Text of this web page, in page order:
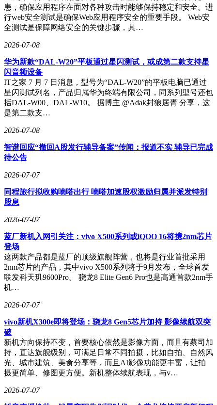
患，确保应用程序在面对各种攻击时能够保持稳定和安全。进
行web安全测试是确保Web应用程序安全的重要手段。 Web安
全测试是保障网络安全的关键步骤，其…
2026-07-08
华为新款“DAL-W20”平板通过星闪测试，或成第二款支持星
闪音频设备
IT之家 7 月 7 日消息，型号为“DAL-W20”的平板电脑已通过
星闪测试列名，产品归属华为终端有限公司，同系列型号还包
括DAL-W00、DAL-W10。 据博主 @Adak封狼居胥 分享，这
是第二款支…
2026-07-08
智谱回应“撤回A股发行辅导备案”传闻：报道不实 辅导已完成
待公告
2026-07-07
同程旅行拟收购嘀嗒出行 嘀嗒加速股权激励归属并派发特别
股息
2026-07-07
蓝厂新机入网引关注：vivo X500系列或iQOO 16将携2nm芯片
登场
这两款产品都是蓝厂的顶级旗舰阵营，也将是行业首批采用
2nm芯片的产品，其中vivo X500系列将于9月发布，全球首发
联发科天玑9600Pro。 骁龙8 Elite Gen6 Pro也是高通首款2nm手
机…
2026-07-07
vivo新机X300e即将登场：骁龙8 Gen5芯片加持 影像续航双突
破
新机方向保持不变，首要核心依然是影像方面，而且有蔡司加
持，直达旗舰级别，可满足日常不同拍摄，比如自拍、自然风
光、城市建筑、美食分享等，而且AI影像功能更丰富，让拍
摄更简单、修图更方便。新机整体续航表现，与v…
2026-07-07